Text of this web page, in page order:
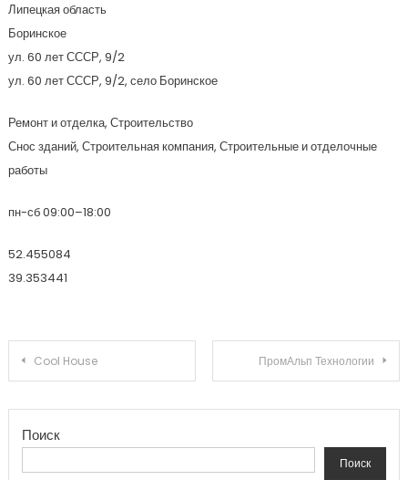
Липецкая область
Боринское
ул. 60 лет СССР, 9/2
ул. 60 лет СССР, 9/2, село Боринское
Ремонт и отделка, Строительство
Снос зданий, Строительная компания, Строительные и отделочные
работы
пн-сб 09:00–18:00
52.455084
39.353441
Навигация по записям
Cool House ПромАльп Технологии
Поиск
Поиск